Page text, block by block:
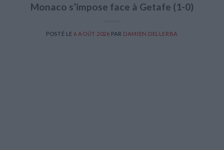
Monaco s’impose face à Getafe (1-0)
POSTÉ LE 6 AOÛT 2026 PAR DAMIEN DELLERBA